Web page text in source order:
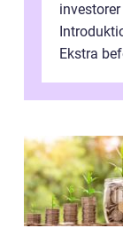
Ekstra